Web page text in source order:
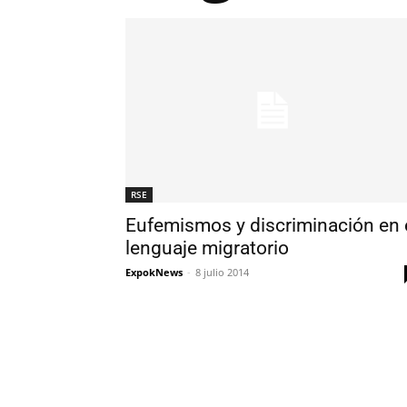
RSE
Eufemismos y discriminación en
lenguaje migratorio
ExpokNews - 8 julio 2014